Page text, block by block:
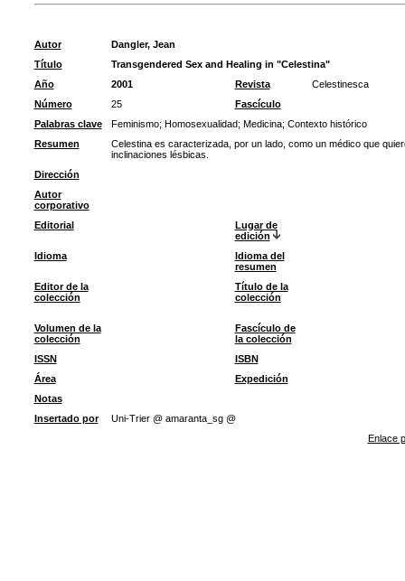
Autor
Dangler, Jean
Título
Transgendered Sex and Healing in "Celestina"
Año
2001 Revista
Celestinesca
Número
25
Fascículo
Palabras clave
Feminismo; Homosexualidad; Medicina; Contexto histórico
Resumen
Celestina es caracterizada, por un lado, como un médico que
inclinaciones lésbicas.
Dirección
Autor
corporativo
Editorial
Lugar de
edición
Idioma
Idioma del
resumen
Editor de la
colección
Título de la
colección
Volumen de la
colección
Fascículo de
la colección
ISSN
ISBN
Área
Expedición
Notas
Insertado por
Uni-Trier @ amaranta_sg @
Enlace